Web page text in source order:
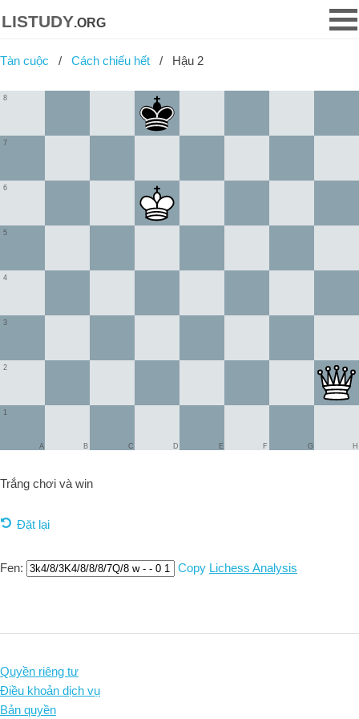
listudy.org
Tàn cuộc Cách chiếu hết Hậu 2
1
2
3
4
5
6
7
8
A B C D E F G H
Trắng chơi và win
Đặt lại
Fen: Copy Lichess Analysis
Quyền riêng tư
Điều khoản dịch vụ
Bản quyền